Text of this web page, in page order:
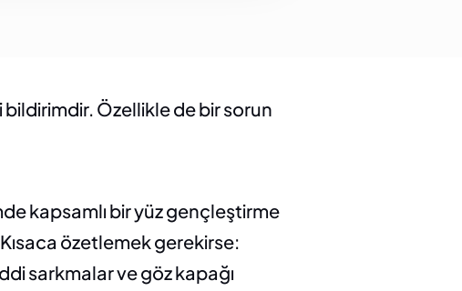
Özellikle de bir sorun
kapsamlı bir yüz gençleştirme
özetlemek gerekirse:
sarkmalar ve göz kapağı